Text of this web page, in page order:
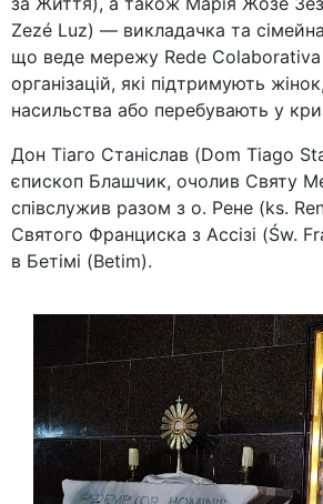
Zezé Luz) — викладачка та
що веде мережу Rede
організацій, які підтримують
насильства або перебувають у
Дон Тіаго Станіслав (Dom Tiago
єпископ Блашчик, очолив Святу
співслужив разом з о. Рене (ks.
Святого Франциска з Ассізі (Św.
в Бетімі (Betim).